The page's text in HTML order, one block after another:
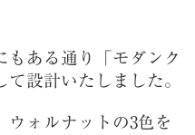
もある通り「モダンク
設計いたしました。
ウォルナットの3色を